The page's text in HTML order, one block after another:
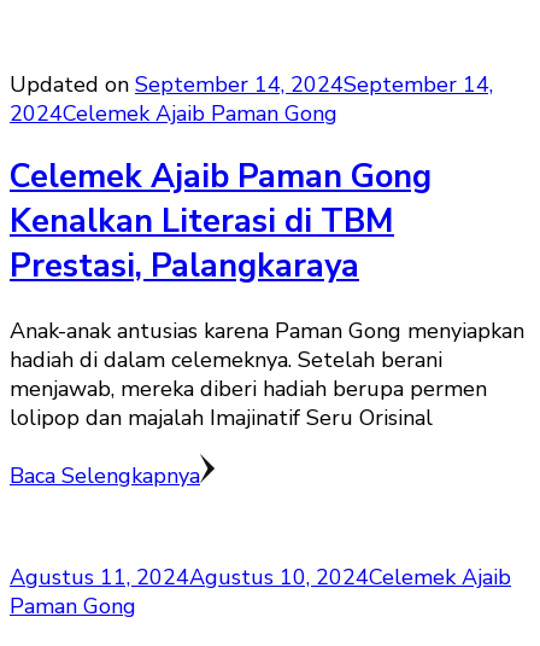
Updated on September 14, 2024September 14,
2024Celemek Ajaib Paman Gong
Celemek Ajaib Paman Gong
Kenalkan Literasi di TBM
Prestasi, Palangkaraya
Anak-anak antusias karena Paman Gong menyiapkan
hadiah di dalam celemeknya. Setelah berani
menjawab, mereka diberi hadiah berupa permen
lolipop dan majalah Imajinatif Seru Orisinal
Baca Selengkapnya
Agustus 11, 2024Agustus 10, 2024Celemek Ajaib
Paman Gong